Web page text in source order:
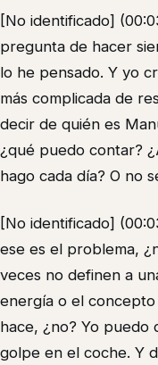
[No identificado]
pregunta de hacer
lo he pensado. Y yo
más complicada de
decir de quién es
¿qué puedo contar?
hago cada día? O no
[No identificado]
ese es el problema,
veces no definen a
energía o el
hace, ¿no? Yo puedo
golpe en el coche. Y